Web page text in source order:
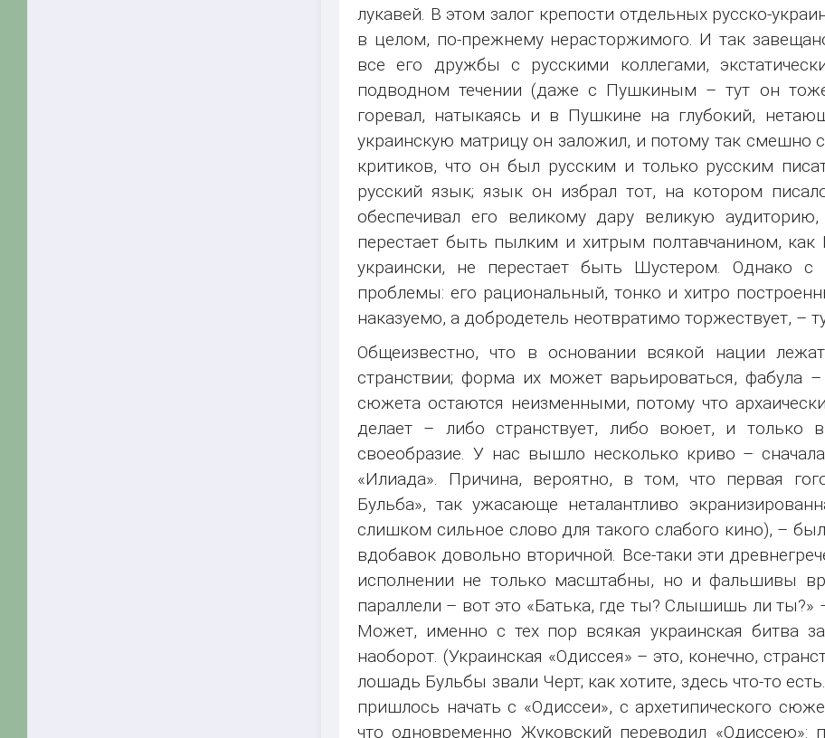
лукавей. В этом залог крепости отдельных русско-
в целом, по-прежнему нерасторжимого. И так
все его дружбы с русскими коллегами,
подводном течении (даже с Пушкиным – тут он
горевал, натыкаясь и в Пушкине на глубокий,
украинскую матрицу он заложил, и потому так смешно
критиков, что он был русским и только русским
русский язык; язык он избрал тот, на котором
обеспечивал его великому дару великую
перестает быть пылким и хитрым полтавчанином,
украински, не перестает быть Шустером. Однако с
проблемы: его рациональный, тонко и хитро
наказуемо, а добродетель неотвратимо торжествует, –
Общеизвестно, что в основании всякой нации
странствии; форма их может варьироваться, фабула
сюжета остаются неизменными, потому что
делает – либо странствует, либо воюет, и только
своеобразие. У нас вышло несколько криво –
«Илиада». Причина, вероятно, в том, что первая
Бульба», так ужасающе неталантливо
слишком сильное слово для такого слабого кино), –
вдобавок довольно вторичной. Все-таки эти
исполнении не только масштабны, но и фальшивы
параллели – вот это «Батька, где ты? Слышишь ли ты?»
Может, именно с тех пор всякая украинская битва
наоборот. (Украинская «Одиссея» – это, конечно,
лошадь Бульбы звали Черт; как хотите, здесь что-то
пришлось начать с «Одиссеи», с архетипического
что одновременно Жуковский переводил «Одиссею»: